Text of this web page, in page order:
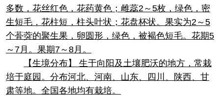
多数，花丝红色，花药黄色；雌蕊2～5枚，绿色，密
生短毛，花柱短，柱头叶状；花盘杯状。果实为2～5
个蓇葖的聚生果，卵圆形，绿色，被褐色短毛。花期5
～7月。果期7～8月。
【生境分布】 生于向阳及土壤肥沃的地方，常栽
培于庭园。分布河北、河南、山东、四川、陕西、甘
肃等地。全国各地均有栽培。